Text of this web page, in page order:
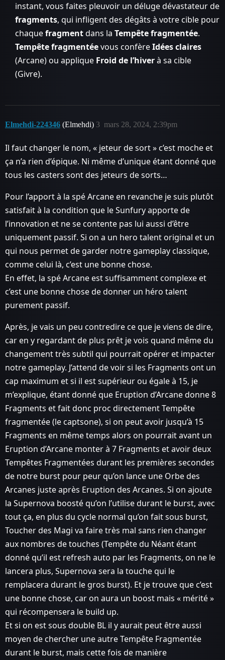
instant, vous faites pleuvoir un déluge dévastateur de
fragments, qui infligent des dégâts à votre cible pour
chaquefragmentdans la Tempête fragmentée.
Tempête fragmentéevous confèreIdées claires
(Arcane) ou applique Froid de l’hiverà sa cible
(Givre).
Elmehdi-224346 (Elmehdi) mars 28, 2024, 2:39pm
3
Il faut changer le nom, « jeteur de sort » c’est moche et
ça n’a rien d’épique. Ni même d’unique étant donné que
tous les casters sont des jeteurs de sorts…
Pour l’apport à la spé Arcane en revanche je suis plutôt
satisfait à la condition que le Sunfury apporte de
l’innovation et ne se contente pas lui aussi d’être
uniquement passif. Si on a un hero talent original et un
qui nous permet de garder notre gameplay classique,
comme celui là, c’est une bonne chose.
En effet, la spé Arcane est suffisamment complexe et
c’est une bonne chose de donner un héro talent
purement passif.
Après, je vais un peu contredire ce que je viens de dire,
car en y regardant de plus prêt je vois quand même du
changement très subtil qui pourrait opérer et impacter
notre gameplay. J’attend de voir si les Fragments ont un
cap maximum et si il est supérieur ou égale à 15, je
m’explique, étant donné que Eruption d’Arcane donne 8
Fragments et fait donc proc directement Tempête
fragmentée (le captsone), si on peut avoir jusqu’à 15
Fragments en même temps alors on pourrait avant un
Eruption d’Arcane monter à 7 Fragments et avoir deux
Tempêtes Fragmentées durant les premières secondes
de notre burst pour peur qu’on lance une Orbe des
Arcanes juste après Eruption des Arcanes. Si on ajoute
la Supernova boosté qu’on l’utilise durant le burst, avec
tout ça, en plus du cycle normal qu’on fait sous burst,
Toucher des Magi va faire très mal sans rien changer
aux nombres de touches (Tempête du Néant étant
donné qu’il est refresh auto par les Fragments, on ne le
lancera plus, Supernova sera la touche qui le
remplacera durant le gros burst). Et je trouve que c’est
une bonne chose, car on aura un boost mais « mérité »
qui récompensera le build up.
Et si on est sous double BL il y aurait peut être aussi
moyen de chercher une autre Tempête Fragmentée
durant le burst, mais cette fois de manière